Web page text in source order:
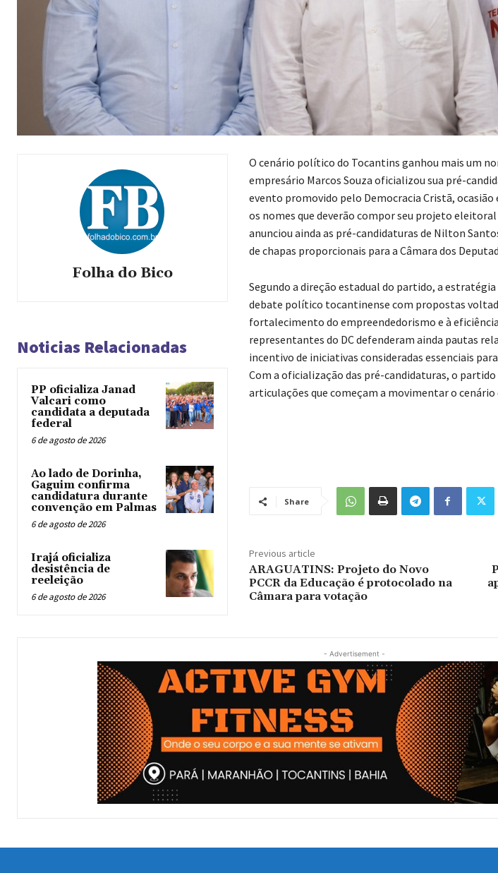
Folha do Bico
Noticias Relacionadas
PP oficializa Janad
Valcari como
candidata a deputada
federal
6 de agosto de 2026
Ao lado de Dorinha,
Gaguim confirma
candidatura durante
convenção em Palmas
6 de agosto de 2026
Irajá oficializa
desistência de
reeleição
6 de agosto de 2026
O cenário político do Tocantins ganhou mais um
empresário Marcos Souza oficializou sua pré-
evento promovido pelo Democracia Cristã,
os nomes que deverão compor seu projeto
anunciou ainda as pré-candidaturas de Nilton
de chapas proporcionais para a Câmara dos
Segundo a direção estadual do partido, a
debate político tocantinense com propostas
fortalecimento do empreendedorismo e à
representantes do DC defenderam ainda pautas
incentivo de iniciativas consideradas essenciais
Com a oficialização das pré-candidaturas, o
articulações que começam a movimentar o
Share
Previous article
ARAGUATINS: Projeto do Novo
PCCR da Educação é protocolado na
Câmara para votação
- Advertisement -